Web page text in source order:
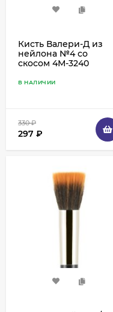
Кисть Валери-Д из
нейлона №4 со
скосом 4М-3240
В НАЛИЧИИ
330₽
297 ₽